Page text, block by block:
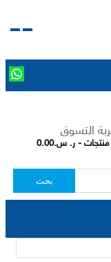
التسوق
بحث